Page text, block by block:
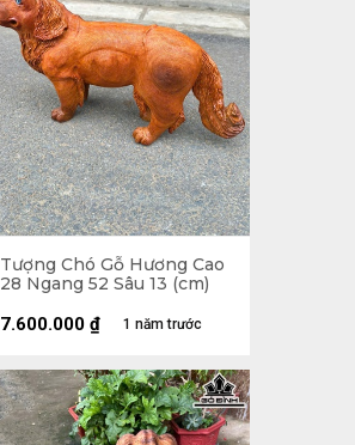
Tượng Chó Gỗ Hương Cao
28 Ngang 52 Sâu 13 (cm)
1 năm trước
7.600.000 ₫